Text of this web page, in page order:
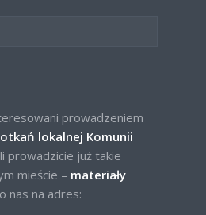
prowadzeniem
lokalnej Komunii
prowadzicie już takie
mieście – materiały
nas na adres: